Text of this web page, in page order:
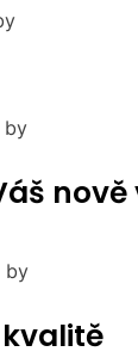
by
by